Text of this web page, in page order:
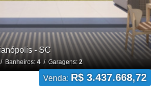
- SC
Banheiros: 4/ Garagens: 2
Venda: R$ 3.437.668,72